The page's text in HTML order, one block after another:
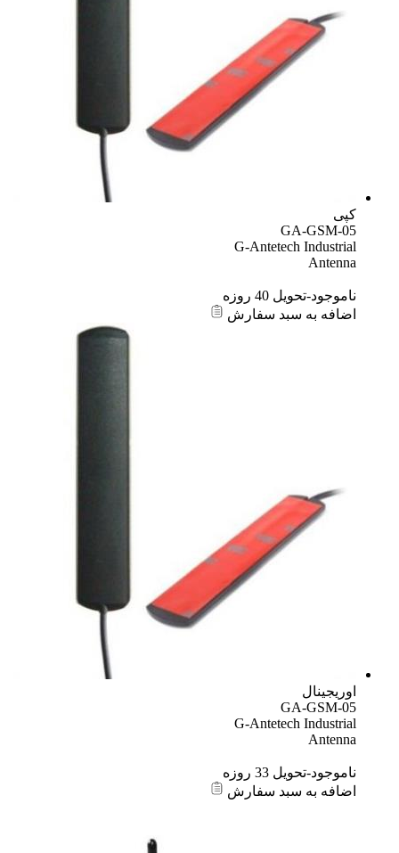
GA-GSM-
G-Antetech
تحویل 40 روزه
به سبد سفارش
GA-GSM-
G-Antetech
تحویل 33 روزه
به سبد سفارش